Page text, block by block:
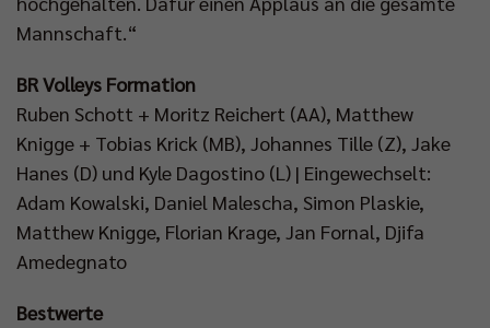
Mannschaft.“
BR Volleys Formation
Ruben Schott + Moritz Reichert (AA), Matthew
Knigge + Tobias Krick (MB), Johannes Tille (Z), Jake
Hanes (D) und Kyle Dagostino (L) | Eingewechselt:
Adam Kowalski, Daniel Malescha, Simon Plaskie,
Matthew Knigge, Florian Krage, Jan Fornal, Djifa
Amedegnato
Bestwerte